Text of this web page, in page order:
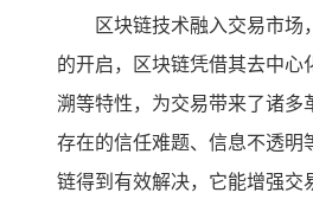
区块链技术融入交易市场
的开启，区块链凭借其去中心
溯等特性，为交易带来了诸多
存在的信任难题、信息不透明
链得到有效解决，它能增强交